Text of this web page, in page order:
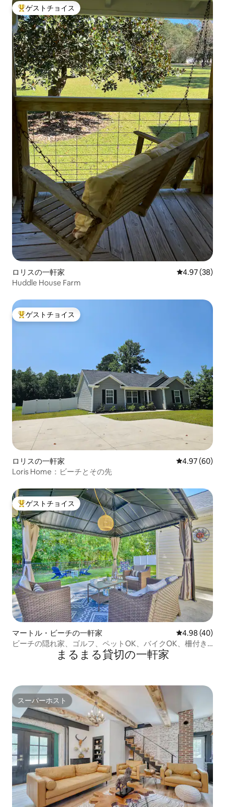
大好評のゲストチョイスです。
ゲストチョイス
ロリスの一軒家 レビュー38
4.97 (38)
Huddle House Farm
大好評のゲストチョイスです。
ゲストチョイス
ロリスの一軒家 レビュー60
4.97 (60)
Loris Home：ビーチとその先
大好評のゲストチョイスです。
ゲストチョイス
マートル・ビーチの一軒家 レビュー40
4.98 (40)
ビーチの隠れ家、ゴルフ、ペットOK、バイクOK、柵付き
まるまる貸切の一軒家
スーパーホスト
スーパーホスト